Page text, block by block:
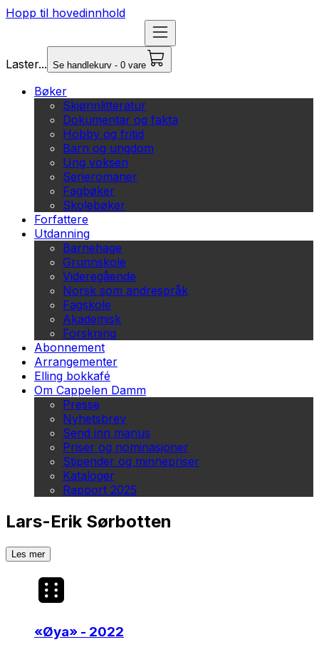
Hopp til hovedinnhold
Laster... Se handlekurv - 0 vare
Bøker
Skjønnlitteratur
Dokumentar og fakta
Hobby og fritid
Barn og ungdom
Ung voksen
Serieromaner
Fagbøker
Skolebøker
Forfattere
Utdanning
Barnehage
Grunnskole
Videregående
Norsk som andrespråk
Fagskole
Akademisk
Forskning
Abonnement
Arrangementer
Elling bokkafé
Om Cappelen Damm
Presse
Nyhetsbrev
Send inn manus
Priser og nominasjoner
Stipender og minnepriser
Kataloger
Rapport 2025
Lars-Erik Sørbotten
Les mer
«Øya» - 2022